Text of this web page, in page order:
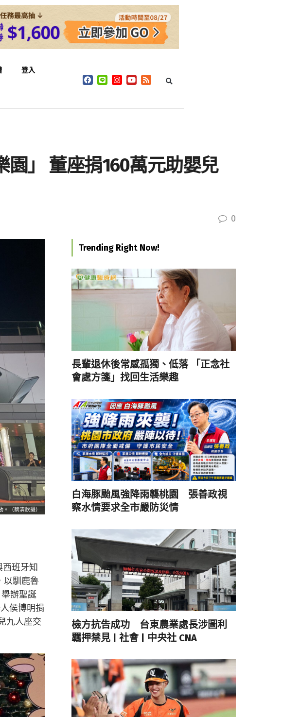
登入
園」 董座捐160萬元助嬰兒
0
（蔡清欽攝）
班牙知
以馴鹿魯
辦聖誕
侯博明捐
九人座交
Trending Right Now!
長輩退休後常感孤獨、低落 「正念社
會處方箋」找回生活樂趣
白海豚颱風強降雨襲桃園 張善政視
察水情要求全市嚴防災情
檢方抗告成功 台東農業處長涉圖利
羈押禁見 | 社會 | 中央社 CNA